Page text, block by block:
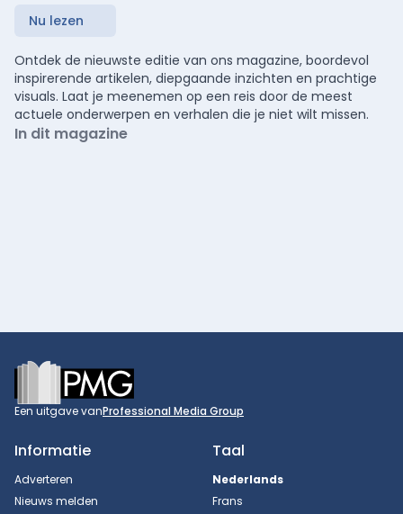
Nu lezen
Ontdek de nieuwste editie van ons magazine, boordevol
inspirerende artikelen, diepgaande inzichten en prachtige
visuals. Laat je meenemen op een reis door de meest
actuele onderwerpen en verhalen die je niet wilt missen.
In dit magazine
Footer
Een uitgave vanProfessional Media Group
Informatie
Adverteren
Nieuws melden
Taal
Nederlands
Frans